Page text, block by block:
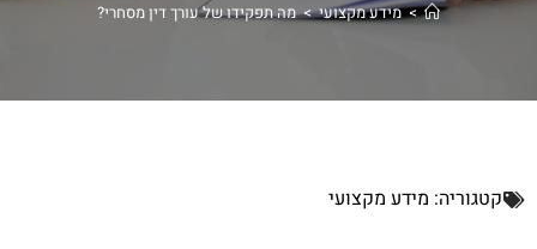
> מידע מקצועי > מה תפקידו של עורך דין מסחרי?
קטגוריה: מידע מקצועי